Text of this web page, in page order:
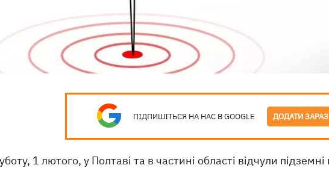
ПІДПИШІТЬСЯ НА НАС В GOOGLE ДОДАТИ ЗАРАЗ
1 лютого, у Полтаві та в частині області відчули